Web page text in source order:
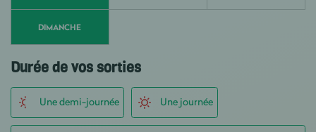
DIMANCHE
Durée de vos sorties
Une demi-journée Une journée